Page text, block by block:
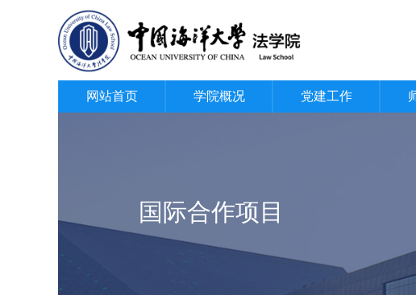
网站首页 学院概况 党建工作
国际合作项目